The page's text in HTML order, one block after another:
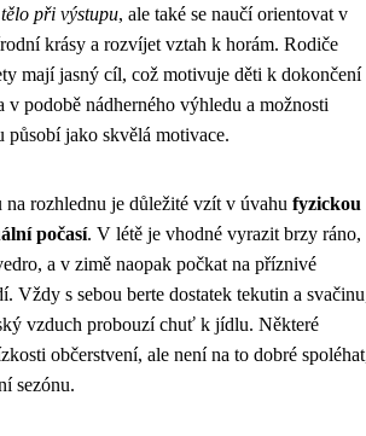
při výstupu, ale také se naučí orientovat v
krásy a rozvíjet vztah k horám. Rodiče
mají jasný cíl, což motivuje děti k dokončení
v podobě nádherného výhledu a možnosti
působí jako skvělá motivace.
rozhlednu je důležité vzít v úvahu fyzickou
počasí. V létě je vhodné vyrazit brzy ráno,
a v zimě naopak počkat na příznivé
Vždy s sebou berte dostatek tekutin a
vzduch probouzí chuť k jídlu. Některé
občerstvení, ale není na to dobré
sezónu.